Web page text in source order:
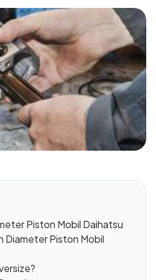
Piston Mobil Daihatsu
Diameter Piston Mobil